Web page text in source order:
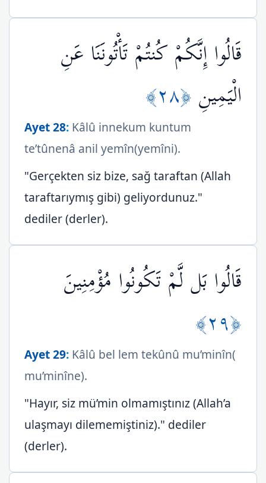
قَالُوا إِنَّكُمْ كُنتُمْ تَأْتُونَنَا عَنِ
الْيَمِينِ ﴿٢٨﴾
Ayet 28: Kâlû innekum kuntum
te’tûnenâ anil yemîn(yemîni).
"Gerçekten siz bize, sağ taraftan (Allah
taraftarıymış gibi) geliyordunuz."
dediler (derler).
قَالُوا بَل لَّمْ تَكُونُوا مُؤْمِنِينَ
﴿٢٩﴾
Ayet 29: Kâlû bel lem tekûnû mu’minîn(
mu’minîne).
"Hayır, siz mü’min olmamıştınız (Allah’a
ulaşmayı dilememiştiniz)." dediler
(derler).